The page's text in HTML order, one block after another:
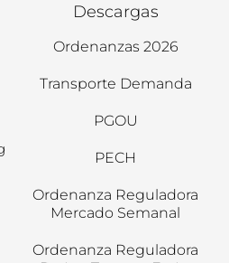
Descargas
Ordenanzas 2026
Transporte Demanda
PGOU
PECH
Ordenanza Reguladora
Mercado Semanal
Ordenanza Reguladora